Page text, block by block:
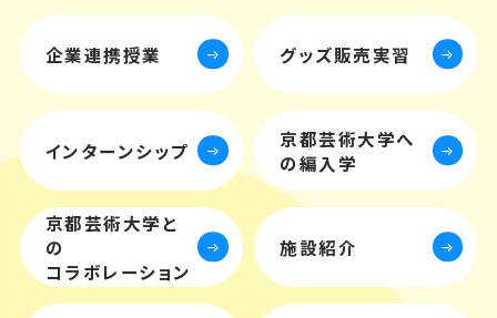
企業連携授業 グッズ販売実習
インターンシップ 京都芸術大学へ
の編入学
京都芸術大学と
の
コラボレーション
施設紹介